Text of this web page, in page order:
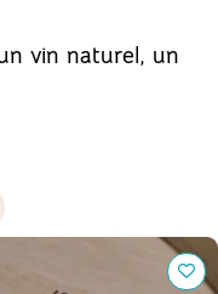
vin naturel, un